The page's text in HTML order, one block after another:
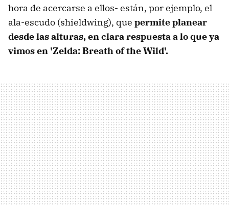
hora de acercarse a ellos- están, por ejemplo, el
ala-escudo (shieldwing), que permite planear
desde las alturas, en clara respuesta a lo que ya
vimos en 'Zelda: Breath of the Wild'.